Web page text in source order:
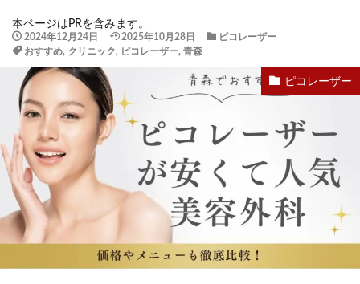
本ページはPRを含みます。
2024年12月24日 2025年10月28日
ピコレーザー
おすすめ, クリニック, ピコレーザー, 青森
ピコレーザー